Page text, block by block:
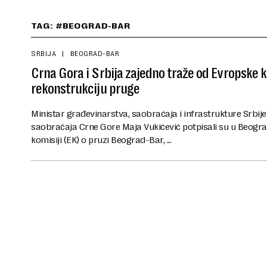
TAG: #BEOGRAD-BAR
SRBIJA BEOGRAD-BAR
Crna Gora i Srbija zajedno traže od Evropske
rekonstrukciju pruge
Ministar građevinarstva, saobraćaja i infrastrukture
saobraćaja Crne Gore Maja Vukićević potpisali su u
komisiji (EK) o pruzi Beograd-Bar, ...